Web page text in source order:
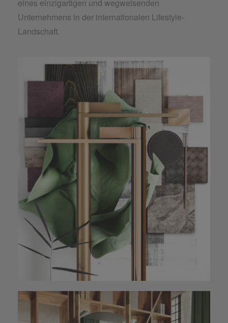
eines einzigartigen und wegweisenden
Unternehmens in der internationalen Lifestyle-
Landschaft.